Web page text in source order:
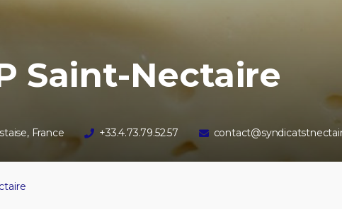
Saint-Nectaire
France +33.4.73.79.52.57